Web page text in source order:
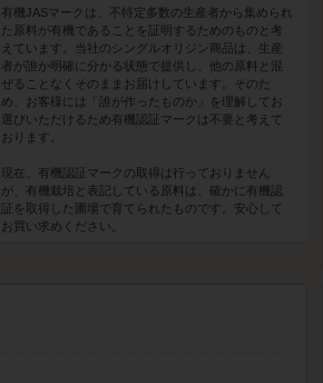
有機JASマークは、不特定多数の生産者から集められ
た原料が有機であることを証明するためのものと考
えています。当社のシングルオリジン商品は、生産
者が誰か明確に分かる状態で提供し、他の原料と混
ぜることなくそのままお届けしています。そのた
め、お客様には「誰が作ったものか」を理解してお
選びいただけるため有機認証マークは不要と考えて
おります。
現在、有機認証マークの取得は行っておりません
が、有機栽培と表記している原料は、確かに有機認
証を取得した圃場で育てられたものです。安心して
お買い求めください。